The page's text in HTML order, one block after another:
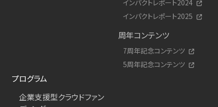
インパクトレポート2024
インパクトレポート2025
周年コンテンツ
7周年記念コンテンツ
5周年記念コンテンツ
プログラム
企業支援型クラウドファン